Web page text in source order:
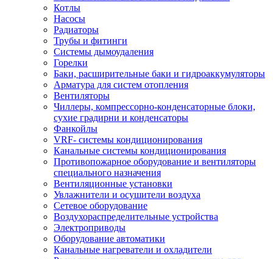
Котлы
Насосы
Радиаторы
Трубы и фитинги
Системы дымоудаления
Горелки
Баки, расширительные баки и гидроаккумуляторы
Арматура для систем отопления
Вентиляторы
Чиллеры, компрессорно-конденсаторные блоки,
сухие градирни и конденсаторы
Фанкойлы
VRF- системы кондиционирования
Канальные системы кондиционирования
Противопожарное оборудование и вентиляторы
специального назначения
Вентиляционные установки
Увлажнители и осушители воздуха
Сетевое оборудование
Воздухораспределительные устройства
Электроприводы
Оборудование автоматики
Канальные нагреватели и охладители